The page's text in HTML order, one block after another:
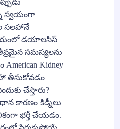
స్వయంగా
సలహానే
డయాలసిస్
సమస్యలను
Kidney
తీసుకోవడం
చేస్తారు?
కారణం కిడ్నీలు
భర్తీ చేయడం.